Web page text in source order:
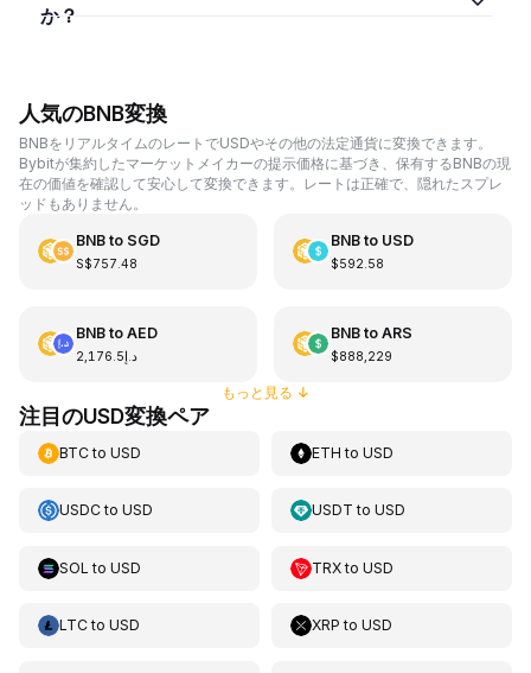
か？
人気のBNB変換
BNBをリアルタイムのレートでUSDやその他の法定通貨に変換できます。
Bybitが集約したマーケットメイカーの提示価格に基づき、保有するBNBの現
在の価値を確認して安心して変換できます。レートは正確で、隠れたスプレ
ッドもありません。
BNBto SGD
S$757.48
BNBto USD
$592.58
BNBto AED
د.إ2,176.5
BNBto ARS
$888,229
もっと見る ↓
注目のUSD変換ペア
BTCto USD ETH toUSD
USDCto USD USDT toUSD
SOL to USD TRXtoUSD
LTCto USD XRP toUSD